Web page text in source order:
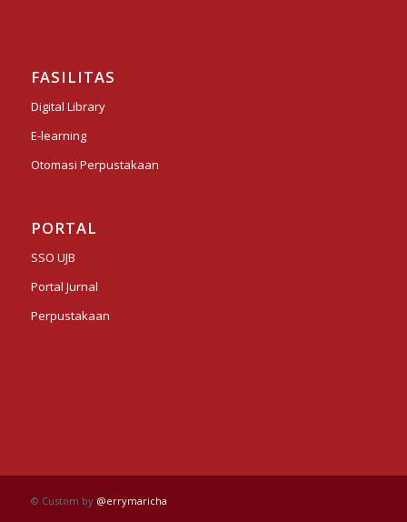
FASILITAS
Digital Library
E-learning
Otomasi Perpustakaan
PORTAL
SSO UJB
Portal Jurnal
Perpustakaan
© Custom by @errymaricha